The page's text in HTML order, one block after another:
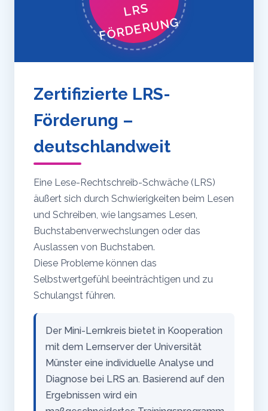
LRS
FÖRDERUNG
Zertifizierte LRS-
Förderung –
deutschlandweit
Eine Lese-Rechtschreib-Schwäche (LRS)
äußert sich durch Schwierigkeiten beim Lesen
und Schreiben, wie langsames Lesen,
Buchstabenverwechslungen oder das
Auslassen von Buchstaben.
Diese Probleme können das
Selbstwertgefühl beeinträchtigen und zu
Schulangst führen.
Der Mini-Lernkreis bietet in Kooperation
mit dem Lernserver der Universität
Münster eine individuelle Analyse und
Diagnose bei LRS an. Basierend auf den
Ergebnissen wird ein